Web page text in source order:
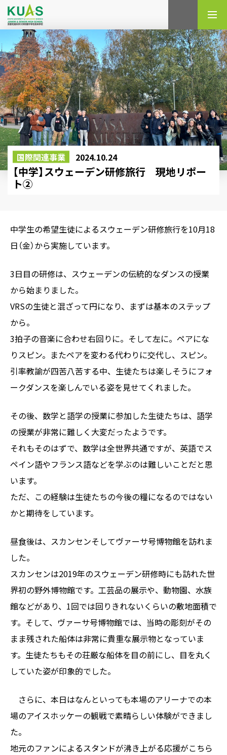
検索
国際関連事業 2024.10.24
【中学】スウェーデン研修旅行 現地リポー
ト②
中学生の希望生徒によるスウェーデン研修旅行を10月18
日（金）から実施しています。
3日目の研修は、スウェーデンの伝統的なダンスの授業
から始まりました。
VRSの生徒と混ざって円になり、まずは基本のステップ
から。
3拍子の音楽に合わせ右回りに。そして左に。ペアにな
りスピン。またペアを変わる代わりに交代し、スピン。
引率教諭が四苦八苦する中、生徒たちは楽しそうにフォ
ークダンスを楽しんでいる姿を見せてくれました。
その後、数学と語学の授業に参加した生徒たちは、語学
の授業が非常に難しく大変だったようです。
それもそのはずで、数学は全世界共通ですが、英語でス
ペイン語やフランス語などを学ぶのは難しいことだと思
います。
ただ、この経験は生徒たちの今後の糧になるのではない
かと期待をしています。
昼食後は、スカンセンそしてヴァーサ号博物館を訪れま
した。
スカンセンは2019年のスウェーデン研修時にも訪れた世
界初の野外博物館です。工芸品の展示や、動物園、水族
館などがあり、1回では回りきれないくらいの敷地面積で
す。そして、ヴァーサ号博物館では、当時の彫刻がその
まま残された船体は非常に貴重な展示物となっていま
す。生徒たちもその荘厳な船体を目の前にし、目を丸く
していた姿が印象的でした。
さらに、本日はなんといっても本場のアリーナでの本
場のアイスホッケーの観戦で素晴らしい体験ができまし
た。
地元のファンによるスタンドが沸き上がる応援がこちら